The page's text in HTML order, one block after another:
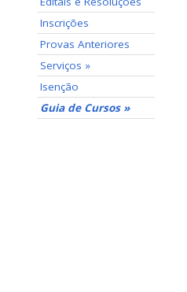
Inscrições
Provas Anteriores
Serviços »
Isenção
Guia de Cursos »